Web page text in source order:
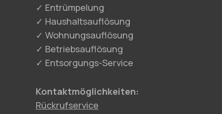
✓ Entrümpelung
✓ Haushaltsauflösung
✓ Wohnungsauflösung
✓ Betriebsauflösung
✓ Entsorgungs-Service
Kontaktmöglichkeiten:
Rückrufservice